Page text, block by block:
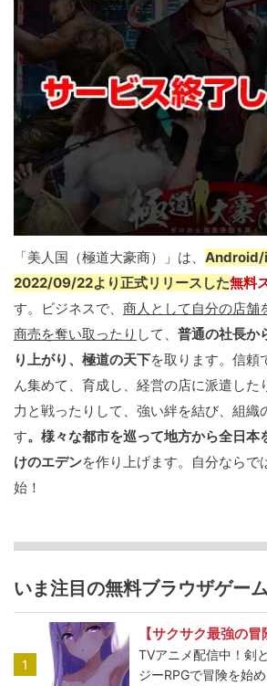
「美人国（極道大豪商）」は、 Android/
2022/09/22より正式リリースした無料
す。ビジネスで、 商人として自分の店舗
商売を奪い取ったり して、 普通の社長か
り上がり、極道の天下を取ります。信頼
ん集めて、育成し、経営の店に派遣した
力と戦ったりして、強い絆を結び、組織
す。様々な都市を巡って地方から全日本
けのエデンを作り上げます。自分ならで
始！
いま注目の無料ブラウザゲーム
1
【サクサク最強の冒
TVアニメ配信中！剣
ジーRPGで冒険を始